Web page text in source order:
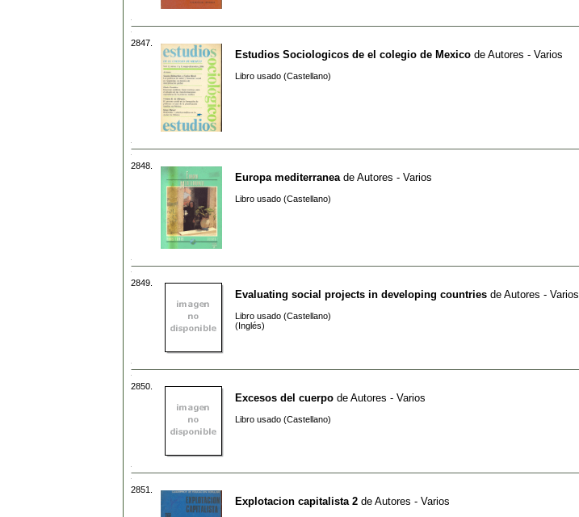
2847.
Estudios Sociologicos de el colegio de Mexico de Autores - Varios
Libro usado (Castellano)
2848.
Europa mediterranea de Autores - Varios
Libro usado (Castellano)
2849.
Evaluating social projects in developing countries de Autores - Varios
Libro usado (Castellano)
(Inglés)
2850.
Excesos del cuerpo de Autores - Varios
Libro usado (Castellano)
2851.
Explotacion capitalista 2 de Autores - Varios